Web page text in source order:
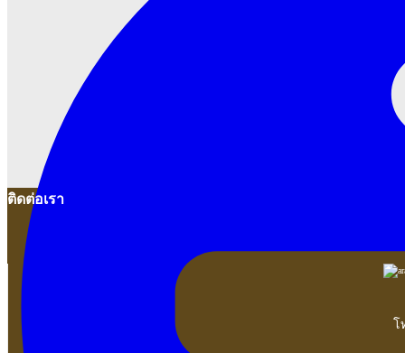
ติดต่อเรา